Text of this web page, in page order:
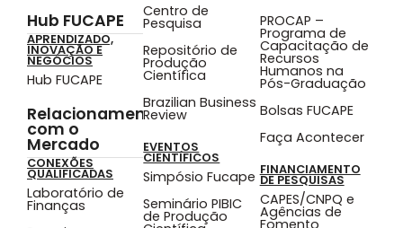
Hub FUCAPE
APRENDIZADO,
INOVAÇÃO E
NEGÓCIOS
Hub FUCAPE
Relacionamento
com o
Mercado
CONEXÕES
QUALIFICADAS
Laboratório de
Finanças
Centro de
Pesquisa
Repositório de
Produção
Científica
Brazilian Business
Review
EVENTOS
CIENTÍFICOS
Simpósio Fucape
Seminário PIBIC
de Produção
PROCAP –
Programa de
Capacitação de
Recursos
Humanos na
Pós-Graduação
Bolsas FUCAPE
Faça Acontecer
FINANCIAMENTO
DE PESQUISAS
CAPES/CNPQ e
Agências de
Fomento